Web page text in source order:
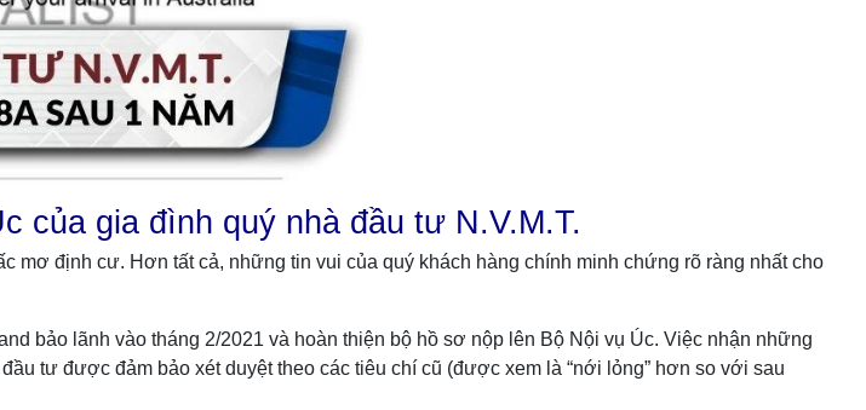
của gia đình quý nhà đầu tư N.V.M.T.
mơ định cư. Hơn tất cả, những tin vui của quý khách hàng chính minh chứng rõ ràng nhất cho
bảo lãnh vào tháng 2/2021 và hoàn thiện bộ hồ sơ nộp lên Bộ Nội vụ Úc. Việc nhận những
tư được đảm bảo xét duyệt theo các tiêu chí cũ (được xem là “nới lỏng” hơn so với sau